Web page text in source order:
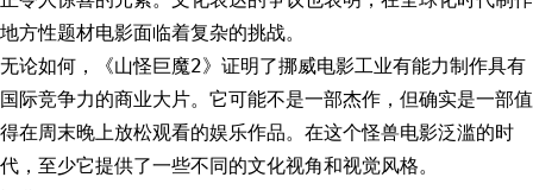
地方性题材电影面临着复杂的挑战。
无论如何，《山怪巨魔2》证明了挪威电影工业有能力制作具有
国际竞争力的商业大片。它可能不是一部杰作，但确实是一部值
得在周末晚上放松观看的娱乐作品。在这个怪兽电影泛滥的时
代，至少它提供了一些不同的文化视角和视觉风格。